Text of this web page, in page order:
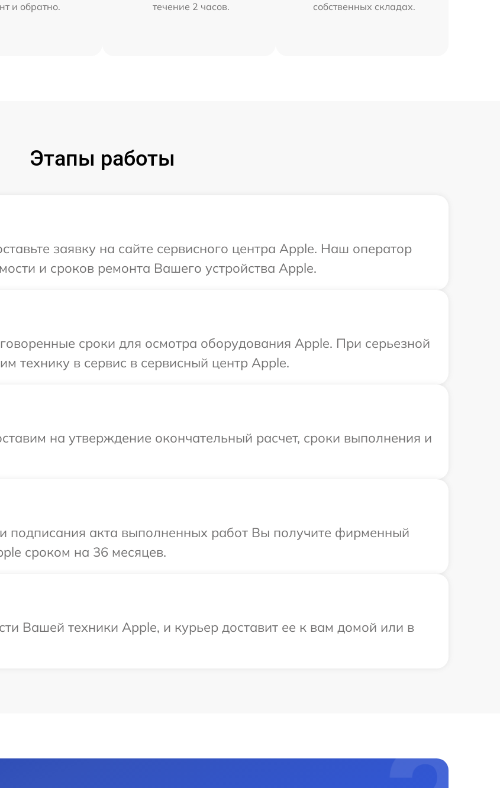
и обратно.
течение 2 часов.
собственных складах.
Этапы работы
заявку на сайте сервисного центра Apple. Наш оператор
и сроков ремонта Вашего устройства Apple.
сроки для осмотра оборудования Apple. При серьезной
технику в сервис в сервисный центр Apple.
на утверждение окончательный расчет, сроки выполнения и
и подписания акта выполненных работ Вы получите фирменный
сроком на 36 месяцев.
Вашей техники Apple, и курьер доставит ее к вам домой или в